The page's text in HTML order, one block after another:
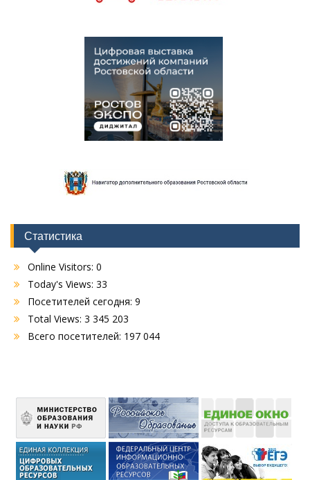
Статистика
Online Visitors: 0
Today's Views: 33
Посетителей сегодня: 9
Total Views: 3 345 203
Всего посетителей: 197 044